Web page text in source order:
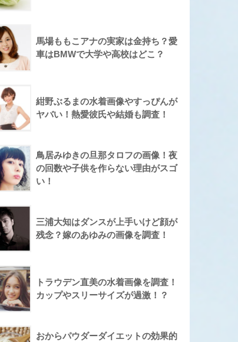
馬場ももこアナの実家は金持ち？愛
車はBMWで大学や高校はどこ？
紺野ぶるまの水着画像やすっぴんが
ヤバい！熱愛彼氏や結婚も調査！
鳥居みゆきの旦那タロフの画像！夜
の回数や子供を作らない理由がスゴ
い！
三浦大知はダンスが上手いけど顔が
残念？嫁のあゆみの画像を調査！
トラウデン直美の水着画像を調査！
カップやスリーサイズが過激！？
おからパウダーダイエットの効果的